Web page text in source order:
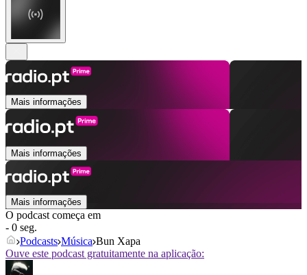
Mais informações
Mais informações
Mais informações
O podcast começa em
- 0 seg.
Podcasts Música Bun Xapa
Ouve este podcast gratuitamente na aplicação: